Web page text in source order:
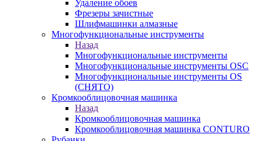
Удаление обоев
Фрезеры зачистные
Шлифмашинки алмазные
Многофункциональные инструменты
Назад
Многофункциональные инструменты
Многофункциональные инструменты OSC
Многофункциональные инструменты OS
(СНЯТО)
Кромкооблицовочная машинка
Назад
Кромкооблицовочная машинка
Кромкооблицовочная машинка CONTURO